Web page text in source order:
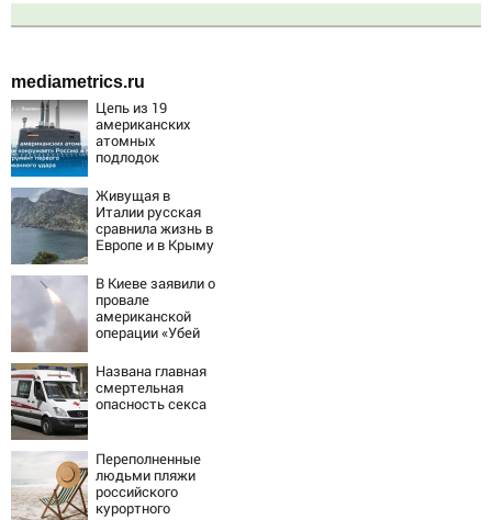
mediametrics.ru
Цепь из 19
американских
атомных
подлодок
Россию и Китай:
это инструмент
первого
массированного
удара
Живущая в
Италии русская
сравнила жизнь в
Европе и в Крыму
В Киеве заявили о
провале
американской
операции «Убей
России
Названа главная
смертельная
опасность секса
Переполненные
людьми пляжи
российского
курортного